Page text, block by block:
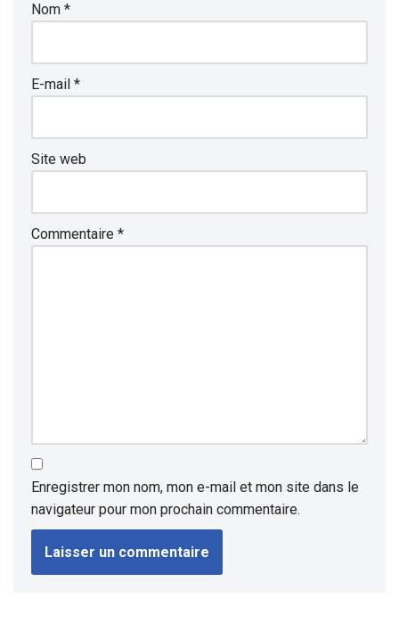
Nom *
E-mail *
Site web
Commentaire *
Enregistrer mon nom, mon e-mail et mon site dans le
navigateur pour mon prochain commentaire.